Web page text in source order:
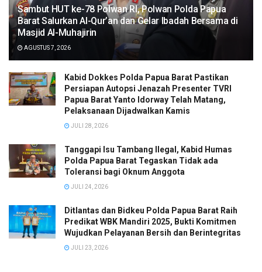
Sambut HUT ke-78 Polwan RI, Polwan Polda Papua
Barat Salurkan Al-Qur’an dan Gelar Ibadah Bersama di
Masjid Al-Muhajirin
AGUSTUS 7, 2026
Kabid Dokkes Polda Papua Barat Pastikan
Persiapan Autopsi Jenazah Presenter TVRI
Papua Barat Yanto Idorway Telah Matang,
Pelaksanaan Dijadwalkan Kamis
JULI 28, 2026
Tanggapi Isu Tambang Ilegal, Kabid Humas
Polda Papua Barat Tegaskan Tidak ada
Toleransi bagi Oknum Anggota
JULI 24, 2026
Ditlantas dan Bidkeu Polda Papua Barat Raih
Predikat WBK Mandiri 2025, Bukti Komitmen
Wujudkan Pelayanan Bersih dan Berintegritas
JULI 23, 2026